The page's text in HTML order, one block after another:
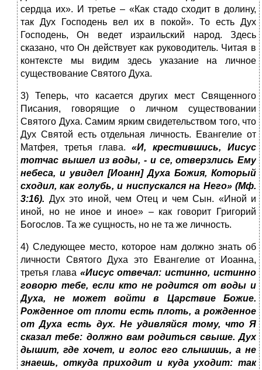
сердца их». И третье – «Как стадо сходит в долину,
так Дух Господень вел их в покой». То есть Дух
Господень, Он ведет израильский народ. Здесь
сказано, что Он действует как руководитель. Читая в
контексте мы видим здесь указание на личное
существование Святого Духа.
3) Теперь, что касается других мест Священного
Писания, говорящие о личном существовании
Святого Духа. Самим ярким свидетельством того, что
Дух Святой есть отдельная личность. Евангелие от
Матфея, третья глава.«И, крестившись, Иисус
тотчас вышел из воды, - и се, отверзлись Ему
небеса, и увидел [Иоанн] Духа Божия, Который
сходил, как голубь, и ниспускался на Него» (Мф.
3:16). Дух это иной, чем Отец и чем Сын. «Иной и
иной, но не иное и иное» – как говорит Григорий
Богослов. Та же сущность, но не та же личность.
4) Следующее место, которое нам должно знать об
личности Святого Духа это Евангелие от Иоанна,
третья глава «Иисус отвечал: истинно, истинно
говорю тебе, если кто не родится от воды и
Духа, не может войти в Царствие Божие.
Рожденное от плоти есть плоть, а рожденное
от Духа есть дух. Не удивляйся тому, что Я
сказал тебе: должно вам родиться свыше. Дух
дышит, где хочет, и голос его слышишь, а не
знаешь, откуда приходит и куда уходит: так